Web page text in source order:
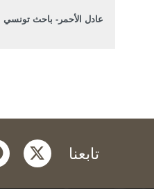
عادل الأحمر- باحث تونسي
تابعنا twitter